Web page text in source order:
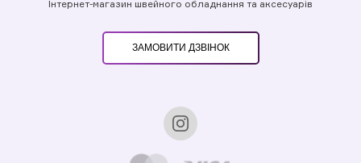
Інтернет-магазин швейного обладнання та аксесуарів
ЗАМОВИТИ ДЗВІНОК